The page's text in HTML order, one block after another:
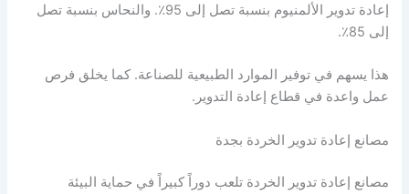
إعادة تدوير الألمنيوم بنسبة تصل إلى 95٪. والنحاس بنسبة تصل
إلى 85٪.
هذا يسهم في توفير الموارد الطبيعية للصناعة. كما يخلق فرص
عمل واعدة في قطاع إعادة التدوير.
مصانع إعادة تدوير الخردة بجدة
مصانع إعادة تدوير الخردة تلعب دوراً كبيراً في حماية البيئة